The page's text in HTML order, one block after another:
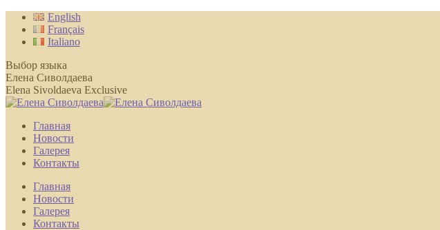
Перейти
содержанию
English
Français
Italiano
Выбор языка
Елена Сиволдаева
Elena Sivoldaeva Exclusive
Главная
Новости
Галерея
Контакты
Главная
Новости
Галерея
Контакты